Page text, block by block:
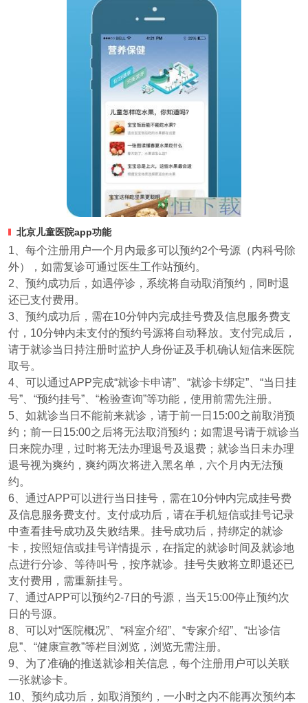
北京儿童医院app功能
1、每个注册用户一个月内最多可以预约2个号源（内科号除
外），如需复诊可通过医生工作站预约。
2、预约成功后，如遇停诊，系统将自动取消预约，同时退
还已支付费用。
3、预约成功后，需在10分钟内完成挂号费及信息服务费支
付，10分钟内未支付的预约号源将自动释放。支付完成后，
请于就诊当日持注册时监护人身份证及手机确认短信来医院
取号。
4、可以通过APP完成“就诊卡申请”、“就诊卡绑定”、“当日挂
号”、“预约挂号”、“检验查询”等功能，使用前需先注册。
5、如就诊当日不能前来就诊，请于前一日15:00之前取消预
约；前一日15:00之后将无法取消预约；如需退号请于就诊当
日来院办理，过时将无法办理退号及退费；就诊当日未办理
退号视为爽约，爽约两次将进入黑名单，六个月内无法预
约。
6、通过APP可以进行当日挂号，需在10分钟内完成挂号费
及信息服务费支付。支付成功后，请在手机短信或挂号记录
中查看挂号成功及失败结果。挂号成功后，持绑定的就诊
卡，按照短信或挂号详情提示，在指定的就诊时间及就诊地
点进行分诊、等待叫号，按序就诊。挂号失败将立即退还已
支付费用，需重新挂号。
7、通过APP可以预约2-7日的号源，当天15:00停止预约次
日的号源。
8、可以对“医院概况”、“科室介绍”、“专家介绍”、“出诊信
息”、“健康宣教”等栏目浏览，浏览无需注册。
9、为了准确的推送就诊相关信息，每个注册用户可以关联
一张就诊卡。
10、预约成功后，如取消预约，一小时之内不能再次预约本